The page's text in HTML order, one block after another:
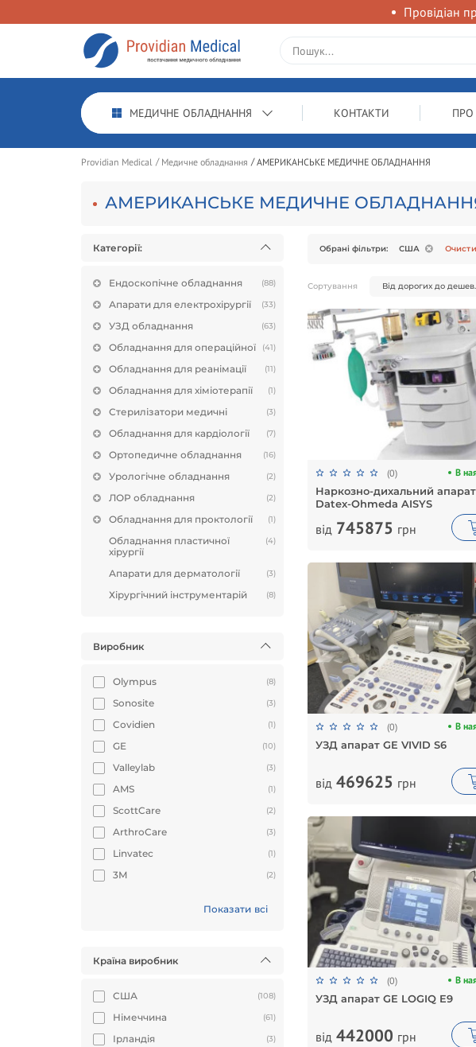
Провідіан
МЕДИЧНЕ ОБЛАДНАННЯ КОНТАКТИ ПРО
Providian Medical Медичне обладнання АМЕРИКАНСЬКЕ МЕДИЧНЕ ОБЛАДНАННЯ
АМЕРИКАНСЬКЕ МЕДИЧНЕ
Категорії:
Ендоскопічне обладнання (88)
Апарати для електрохірургії (33)
УЗД обладнання (63)
Обладнання для операційної (41)
Обладнання для реанімації (11)
Обладнання для хіміотерапії (1)
Стерилізатори медичні (3)
Обладнання для кардіології (7)
Ортопедичне обладнання (16)
Урологічне обладнання (2)
ЛОР обладнання (2)
Обладнання для проктології (1)
Обладнання пластичної
хірургії
(4)
Апарати для дерматології (3)
Хірургічний інструментарій (8)
Виробник
Olympus (8)
Sonosite (3)
Covidien (1)
GE (10)
Valleylab (3)
AMS (1)
ScottCare (2)
ArthroCare (3)
Linvatec (1)
3М (2)
Показати всі
Країна виробник
США (108)
Німеччина (61)
Ірландія (3)
Обрані фільтри: США
Сортування Від
(0) В
Наркозно-дихальний апарат
Datex-Ohmeda AISYS
від 745875 грн
(0) В
УЗД апарат GE VIVID S6
від 469625 грн
(0) В
УЗД апарат GE LOGIQ E9
від 442000 грн